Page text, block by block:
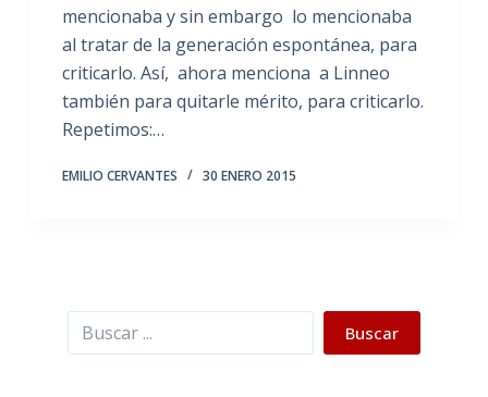
mencionaba y sin embargo lo mencionaba
al tratar de la generación espontánea, para
criticarlo. Así, ahora menciona a Linneo
también para quitarle mérito, para criticarlo.
Repetimos:…
EMILIO CERVANTES 30 ENERO 2015
Buscar Buscar